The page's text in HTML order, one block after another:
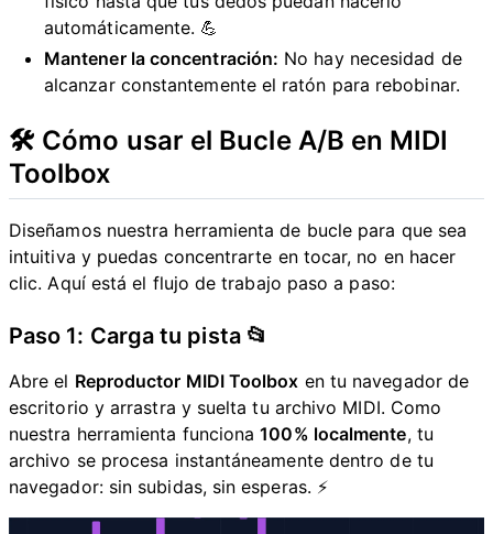
automáticamente. 💪
Mantener la concentración: No hay necesidad de
alcanzar constantemente el ratón para rebobinar.
🛠️ Cómo usar el Bucle A/B en MIDI
Toolbox
Diseñamos nuestra herramienta de bucle para que sea
intuitiva y puedas concentrarte en tocar, no en hacer
clic. Aquí está el flujo de trabajo paso a paso:
Paso 1: Carga tu pista 📂
Abre el Reproductor MIDI Toolbox en tu navegador de
escritorio y arrastra y suelta tu archivo MIDI. Como
nuestra herramienta funciona100% localmente, tu
archivo se procesa instantáneamente dentro de tu
navegador: sin subidas, sin esperas. ⚡